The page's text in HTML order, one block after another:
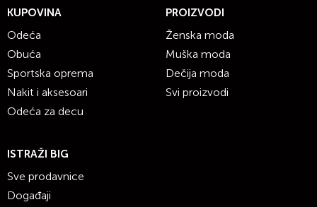
KUPOVINA
Odeća
Obuća
Sportska oprema
Nakit i aksesoari
Odeća za decu
PROIZVODI
Ženska moda
Muška moda
Dečija moda
Svi proizvodi
ISTRAŽI BIG
Sve prodavnice
Događaji